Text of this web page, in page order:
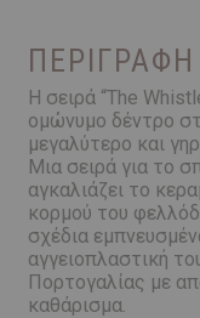
ΠΕΡΙΓΡΑΦΉ
Η σειρά “The
ομώνυμο δέντρο
μεγαλύτερο και
Μια σειρά για το
αγκαλιάζει το
κορμού του
σχέδια
αγγειοπλαστική
Πορτογαλίας με
καθάρισμα.